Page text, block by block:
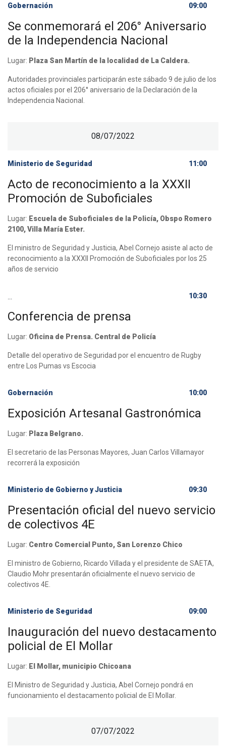
Gobernación 09:00
Se conmemorará el 206° Aniversario
de la Independencia Nacional
Lugar: Plaza San Martín de la localidad de La Caldera.
Autoridades provinciales participarán este sábado 9 de julio de los
actos oficiales por el 206° aniversario de la Declaración de la
Independencia Nacional.
08/07/2022
Ministerio de Seguridad 11:00
Acto de reconocimiento a la XXXII
Promoción de Suboficiales
Lugar: Escuela de Suboficiales de la Policía, Obspo Romero
2100, Villa María Ester.
El ministro de Seguridad y Justicia, Abel Cornejo asiste al acto de
reconocimiento a la XXXII Promoción de Suboficiales por los 25
años de servicio
... 10:30
Conferencia de prensa
Lugar: Oficina de Prensa. Central de Policía
Detalle del operativo de Seguridad por el encuentro de Rugby
entre Los Pumas vs Escocia
Gobernación 10:00
Exposición Artesanal Gastronómica
Lugar: Plaza Belgrano.
El secretario de las Personas Mayores, Juan Carlos Villamayor
recorrerá la exposición
Ministerio de Gobierno y Justicia 09:30
Presentación oficial del nuevo servicio
de colectivos 4E
Lugar: Centro Comercial Punto, San Lorenzo Chico
El ministro de Gobierno, Ricardo Villada y el presidente de SAETA,
Claudio Mohr presentarán oficialmente el nuevo servicio de
colectivos 4E.
Ministerio de Seguridad 09:00
Inauguración del nuevo destacamento
policial de El Mollar
Lugar: El Mollar, municipio Chicoana
El Ministro de Seguridad y Justicia, Abel Cornejo pondrá en
funcionamiento el destacamento policial de El Mollar.
07/07/2022